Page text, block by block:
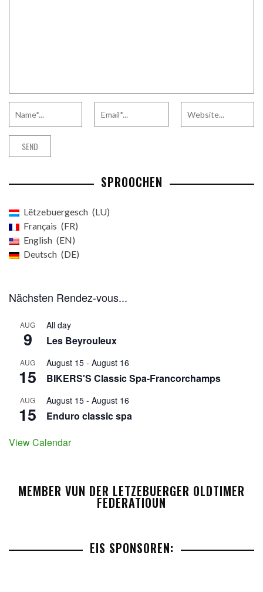
SPROOCHEN
Lëtzebuergesch
LU
Français
FR
English
EN
Deutsch
DE
Nächsten Rendez-vous...
AUG
9
All day
Les Beyrouleux
AUG
15
August 15 - August 16
BIKERS'S Classic Spa-Francorchamps
AUG
15
August 15 - August 16
Enduro classic spa
View Calendar
MEMBER VUN DER LETZEBUERGER OLDTIMER
FEDERATIOUN
EIS SPONSOREN: